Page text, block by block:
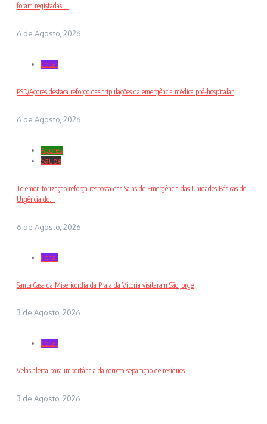
foram registadas ...
6 de Agosto, 2026
Local
PSD/Açores destaca reforço das tripulações da emergência médica pré-hospitalar
6 de Agosto, 2026
Açores
Saude
Telemonitorização reforça resposta das Salas de Emergência das Unidades Básicas de
Urgência do...
6 de Agosto, 2026
Local
Santa Casa da Misericórdia da Praia da Vitória visitaram São Jorge
3 de Agosto, 2026
Local
Velas alerta para importância da correta separação de resíduos
3 de Agosto, 2026